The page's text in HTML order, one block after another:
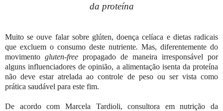
da proteína
Muito se ouve falar sobre glúten, doença celíaca e dietas radicais
que excluem o consumo deste nutriente. Mas, diferentemente do
movimento gluten-free propagado de maneira irresponsável por
alguns influenciadores de opinião, a alimentação isenta da proteína
não deve estar atrelada ao controle de peso ou ser vista como
prática saudável para este fim.
De acordo com Marcela Tardioli, consultora em nutrição da